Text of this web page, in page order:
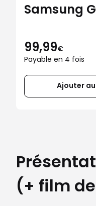
Samsung
protection)
99,99€
Payable en 4 fois
Ajouter
(+ film